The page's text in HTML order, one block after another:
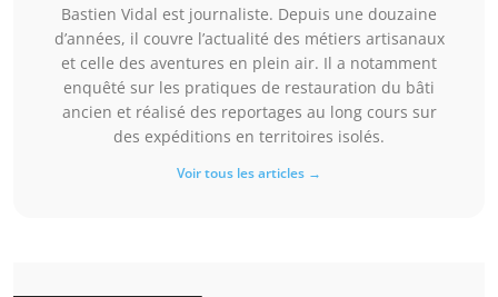
Bastien Vidal est journaliste. Depuis une douzaine
d’années, il couvre l’actualité des métiers artisanaux
et celle des aventures en plein air. Il a notamment
enquêté sur les pratiques de restauration du bâti
ancien et réalisé des reportages au long cours sur
des expéditions en territoires isolés.
Voir tous les articles →